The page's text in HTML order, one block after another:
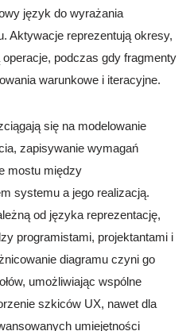
język do wyrażania
Aktywacje reprezentują okresy,
podczas gdy fragmenty
warunkowe i iteracyjne.
się na modelowanie
zapisywanie wymagań
mostu między
systemu a jego realizacją.
od języka reprezentację,
programistami, projektantami i
diagramu czyni go
umożliwiając wspólne
szkiców UX, nawet dla
umiejętności